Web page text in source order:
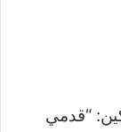
“قدمي